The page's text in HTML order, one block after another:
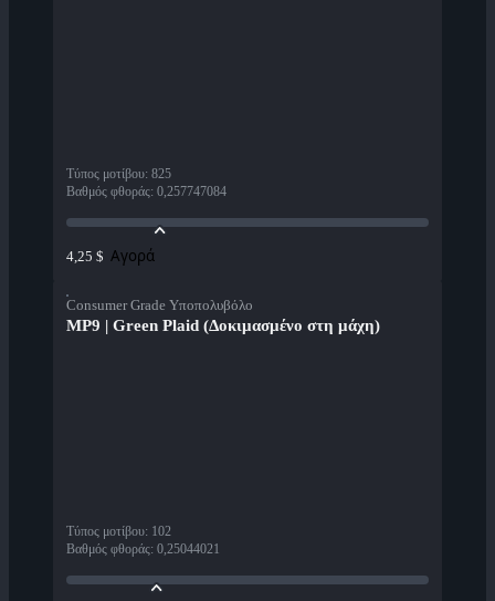
Τύπος μοτίβου: 825
Βαθμός φθοράς: 0,257747084
4,25 $ Αγορά
Consumer Grade Υποπολυβόλο
MP9 | Green Plaid (Δοκιμασμένο στη μάχη)
Τύπος μοτίβου: 102
Βαθμός φθοράς: 0,25044021